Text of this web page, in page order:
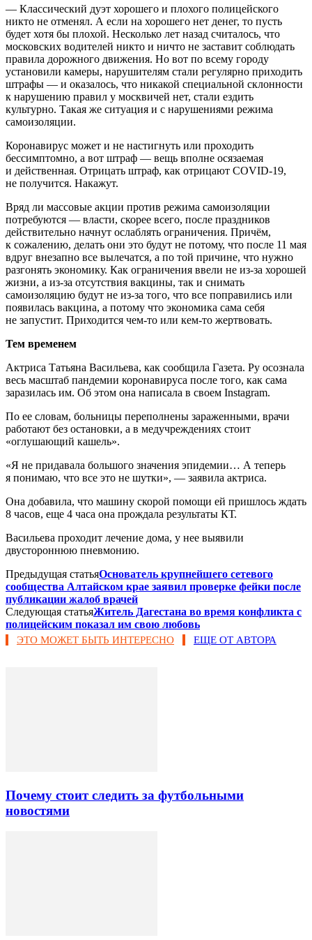
— Классический дуэт хорошего и плохого полицейского
никто не отменял. А если на хорошего нет денег, то пусть
будет хотя бы плохой. Несколько лет назад считалось, что
московских водителей никто и ничто не заставит соблюдать
правила дорожного движения. Но вот по всему городу
установили камеры, нарушителям стали регулярно приходить
штрафы — и оказалось, что никакой специальной склонности
к нарушению правил у москвичей нет, стали ездить
культурно. Такая же ситуация и с нарушениями режима
самоизоляции.
Коронавирус может и не настигнуть или проходить
бессимптомно, а вот штраф — вещь вполне осязаемая
и действенная. Отрицать штраф, как отрицают COVID-19,
не получится. Накажут.
Вряд ли массовые акции против режима самоизоляции
потребуются — власти, скорее всего, после праздников
действительно начнут ослаблять ограничения. Причём,
к сожалению, делать они это будут не потому, что после 11 мая
вдруг внезапно все вылечатся, а по той причине, что нужно
разгонять экономику. Как ограничения ввели не из-за хорошей
жизни, а из-за отсутствия вакцины, так и снимать
самоизоляцию будут не из-за того, что все поправились или
появилась вакцина, а потому что экономика сама себя
не запустит. Приходится чем-то или кем-то жертвовать.
Тем временем
Актриса Татьяна Васильева, как сообщила Газета. Ру осознала
весь масштаб пандемии коронавируса после того, как сама
заразилась им. Об этом она написала в своем Instagram.
По ее словам, больницы переполнены зараженными, врачи
работают без остановки, а в медучреждениях стоит
«оглушающий кашель».
«Я не придавала большого значения эпидемии… А теперь
я понимаю, что все это не шутки», — заявила актриса.
Она добавила, что машину скорой помощи ей пришлось ждать
8 часов, еще 4 часа она прождала результаты КТ.
Васильева проходит лечение дома, у нее выявили
двустороннюю пневмонию.
Предыдущая статьяОснователь крупнейшего сетевого
сообщества Алтайском крае заявил проверке фейки после
публикации жалоб врачей
Следующая статьяЖитель Дагестана во время конфликта с
полицейским показал им свою любовь
ЭТО МОЖЕТ БЫТЬ ИНТЕРЕСНО ЕЩЕ ОТ АВТОРА
Почему стоит следить за футбольными
новостями